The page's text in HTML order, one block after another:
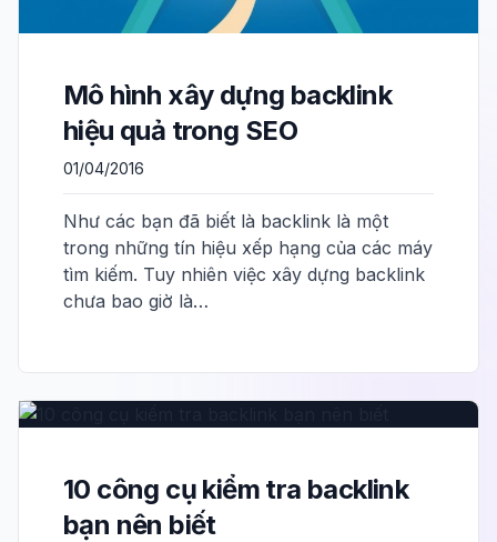
Mô hình xây dựng backlink
hiệu quả trong SEO
01/04/2016
Như các bạn đã biết là backlink là một
trong những tín hiệu xếp hạng của các máy
tìm kiếm. Tuy nhiên việc xây dựng backlink
chưa bao giờ là…
10 công cụ kiểm tra backlink
bạn nên biết